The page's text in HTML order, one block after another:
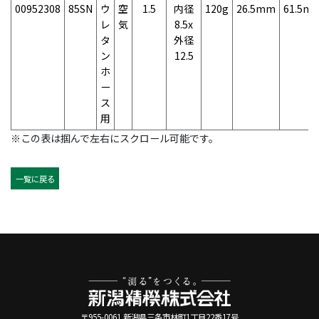
00952308 85SN
ウ
レ
タ
ン
ホ
ー
ス
用
空
気
1.5
内径
8.5x
外径
12.5
120g 26.5mm
※この表は掴んで左右にスクロール可能です。
一覧に戻る
〒955-0061 新潟県三条市林町1丁目22番17号